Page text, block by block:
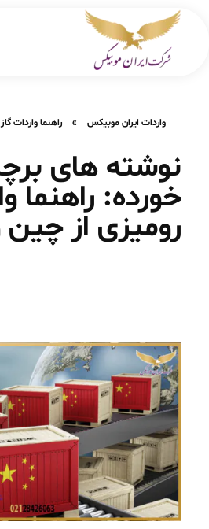
واردات ایران موبیکس » راهنما واردات
نوشته های
خورده: راهنما
رومیزی از